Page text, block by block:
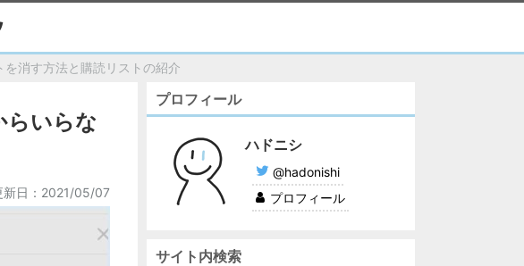
消す方法と購読リストの紹介
らいらな
新日：2021/05/07
プロフィール
ハドニシ
@hadonishi
プロフィール
サイト内検索